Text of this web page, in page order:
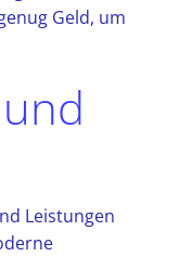
Geld, um
Leistungen